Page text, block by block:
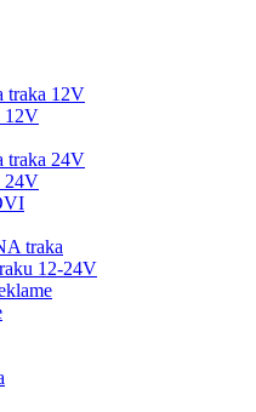
traka 12V
12V
traka 24V
24V
traka
12-24V